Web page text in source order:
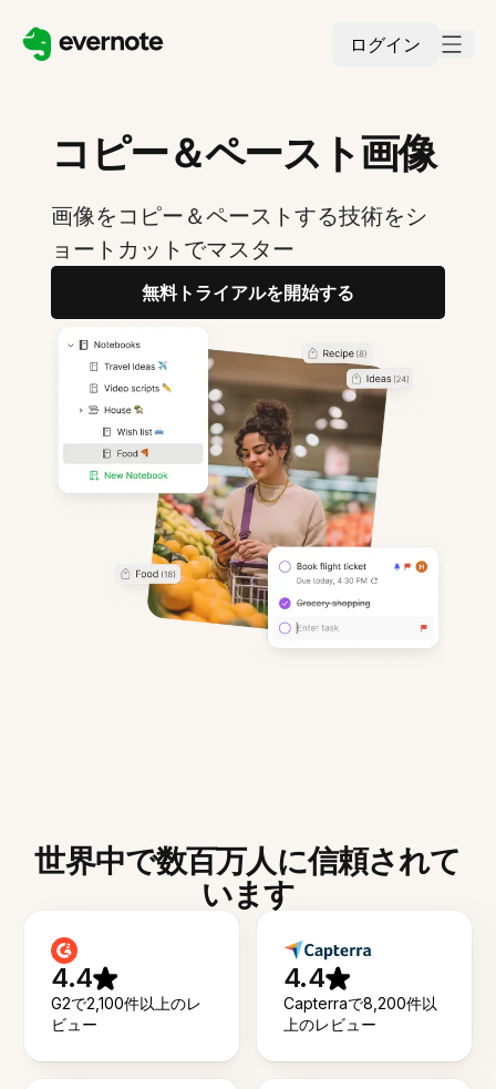
ログイン
コピー＆ペースト画像
画像をコピー＆ペーストする技術をシ
ョートカットでマスター
無料トライアルを開始する
世界中で数百万人に信頼されて
います
4.4
G2で2,100件以上のレ
ビュー
4.4
Capterraで8,200件以
上のレビュー